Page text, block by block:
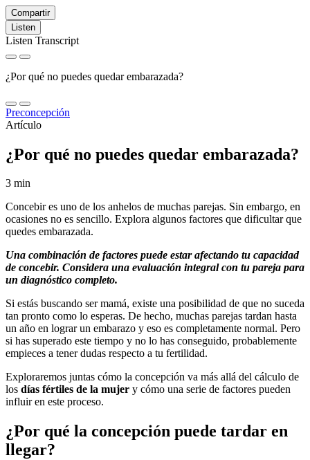
Compartir
Listen
Listen Transcript
¿Por qué no puedes quedar embarazada?
Preconcepción
Artículo
¿Por qué no puedes quedar embarazada?
3 min
Concebir es uno de los anhelos de muchas parejas. Sin embargo, en
ocasiones no es sencillo. Explora algunos factores que dificultar que
quedes embarazada.
Una combinación de factores puede estar afectando tu capacidad
de concebir. Considera una evaluación integral con tu pareja para
un diagnóstico completo.
Si estás buscando ser mamá, existe una posibilidad de que no suceda
tan pronto como lo esperas. De hecho, muchas parejas tardan hasta
un año en lograr un embarazo y eso es completamente normal. Pero
si has superado este tiempo y no lo has conseguido, probablemente
empieces a tener dudas respecto a tu fertilidad.
Exploraremos juntas cómo la concepción va más allá del cálculo de
los días fértiles de la mujer y cómo una serie de factores pueden
influir en este proceso.
¿Por qué la concepción puede tardar en
llegar?